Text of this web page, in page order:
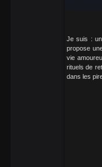
Je suis :
propose
vie
rituels de
dans les